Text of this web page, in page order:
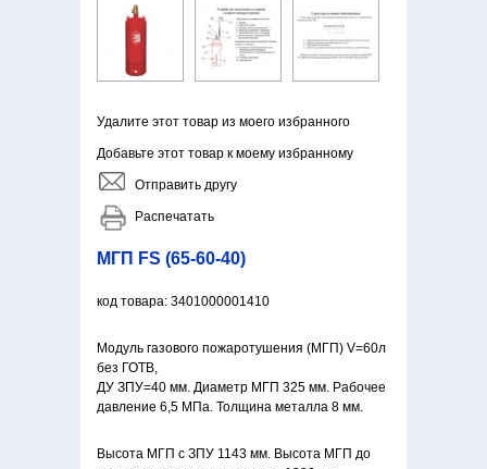
Удалите этот товар из моего избранного
Добавьте этот товар к моему избранному
Отправить другу
Распечатать
МГП FS (65-60-40)
код товара: 3401000001410
Модуль газового пожаротушения (МГП) V=60л
без ГОТВ,
ДУ ЗПУ=40 мм. Диаметр МГП 325 мм. Рабочее
давление 6,5 МПа. Толщина металла 8 мм.
Высота МГП с ЗПУ 1143 мм. Высота МГП до